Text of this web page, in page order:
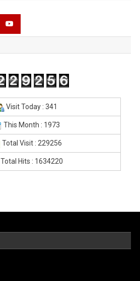
Visit Today : 341
This Month : 1973
Total Visit : 229256
Total Hits : 1634220